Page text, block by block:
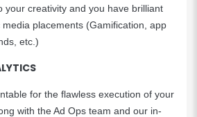
your creativity and you have brilliant
placements (Gamification, app
etc.)
for the flawless execution of your
with the Ad Ops team and our in-